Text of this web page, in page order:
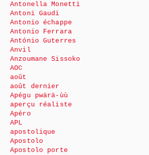
Antonella Monetti
Antoni Gaudi
Antonio échappe
Antonio Ferrara
António Guterres
Anvil
Anzoumane Sissoko
AOC
août
août dernier
Apégu pwärä-ùù
aperçu réaliste
Apéro
APL
apostolique
Apostolo
Apostolo porte